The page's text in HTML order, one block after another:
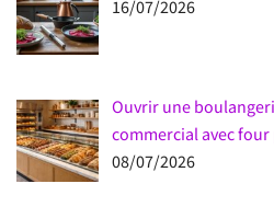
16/07/2026
Ouvrir une
commercial avec
08/07/2026